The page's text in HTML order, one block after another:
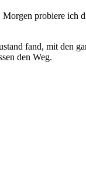
probiere ich
fand, mit den
den Weg.